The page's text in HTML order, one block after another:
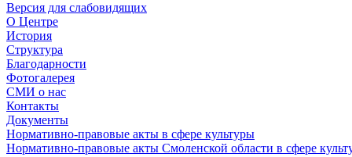
Версия для слабовидящих
О Центре
История
Структура
Благодарности
Фотогалерея
СМИ о нас
Контакты
Документы
Нормативно-правовые акты в сфере культуры
Нормативно-правовые акты Смоленской области в сфере